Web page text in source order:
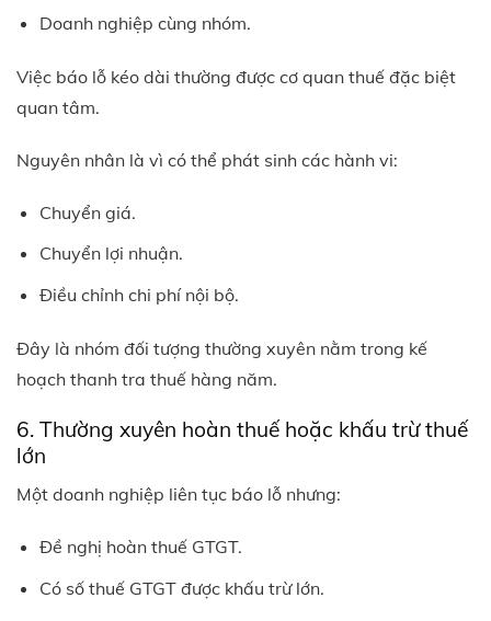
Doanh nghiệp cùng nhóm.
Việc báo lỗ kéo dài thường được cơ quan thuế đặc biệt
quan tâm.
Nguyên nhân là vì có thể phát sinh các hành vi:
Chuyển giá.
Chuyển lợi nhuận.
Điều chỉnh chi phí nội bộ.
Đây là nhóm đối tượng thường xuyên nằm trong kế
hoạch thanh tra thuế hàng năm.
6. Thường xuyên hoàn thuế hoặc khấu trừ thuế
lớn
Một doanh nghiệp liên tục báo lỗ nhưng:
Đề nghị hoàn thuế GTGT.
Có số thuế GTGT được khấu trừ lớn.